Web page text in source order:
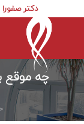
دکتر
چه موقع